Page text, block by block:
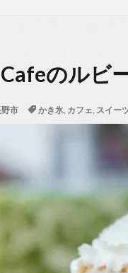
のルビ
市 かき氷, カフェ, スイー